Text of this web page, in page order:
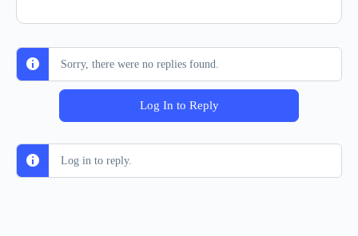
Sorry, there were no replies found.
Log In to Reply
Log in to reply.